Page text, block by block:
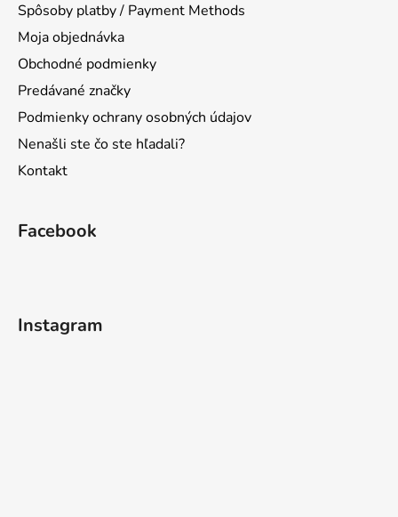
Spôsoby platby / Payment Methods
Moja objednávka
Obchodné podmienky
Predávané značky
Podmienky ochrany osobných údajov
Nenašli ste čo ste hľadali?
Kontakt
Facebook
Instagram